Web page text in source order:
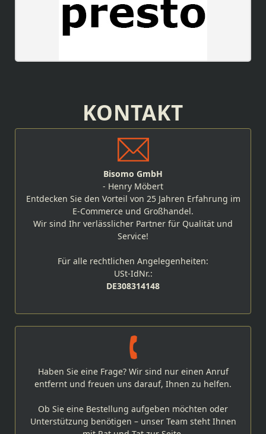
KONTAKT
Bisomo GmbH
- Henry Möbert
Entdecken Sie den Vorteil von 25 Jahren Erfahrung im
E-Commerce und Großhandel.
Wir sind Ihr verlässlicher Partner für Qualität und
Service!
Für alle rechtlichen Angelegenheiten:
USt-IdNr.:
DE308314148
Haben Sie eine Frage? Wir sind nur einen Anruf
entfernt und freuen uns darauf, Ihnen zu helfen.
Ob Sie eine Bestellung aufgeben möchten oder
Unterstützung benötigen – unser Team steht Ihnen